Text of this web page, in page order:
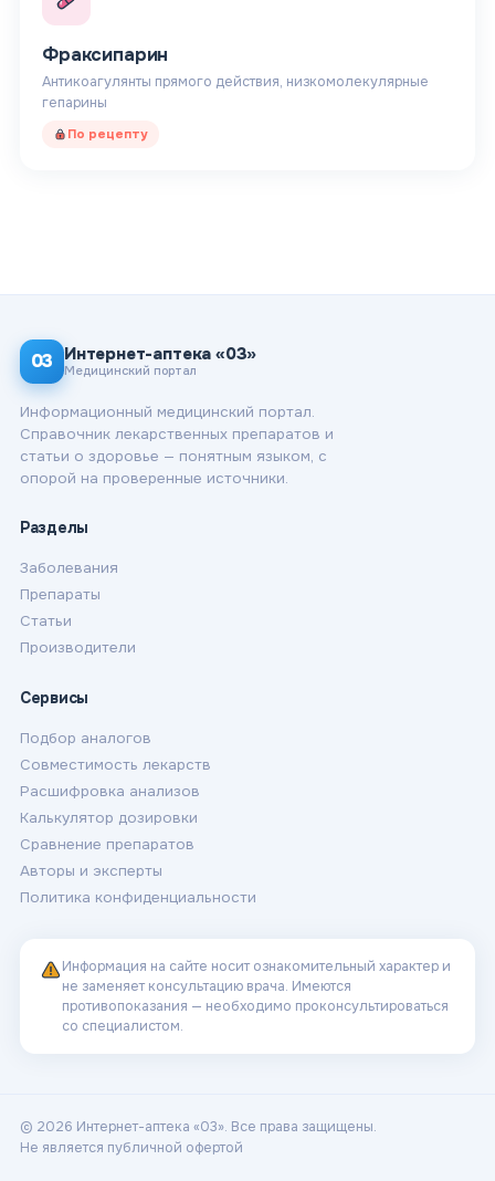
Фраксипарин
Антикоагулянты прямого действия, низкомолекулярные
гепарины
По рецепту
03 Интернет-аптека «03»
Медицинский портал
Информационный медицинский портал.
Справочник лекарственных препаратов и
статьи о здоровье — понятным языком, с
опорой на проверенные источники.
Разделы
Заболевания
Препараты
Статьи
Производители
Сервисы
Подбор аналогов
Совместимость лекарств
Расшифровка анализов
Калькулятор дозировки
Сравнение препаратов
Авторы и эксперты
Политика конфиденциальности
Информация на сайте носит ознакомительный характер и
не заменяет консультацию врача. Имеются
противопоказания — необходимо проконсультироваться
со специалистом.
© 2026 Интернет-аптека «03». Все права защищены.
Не является публичной офертой